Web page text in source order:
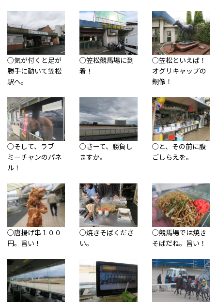
○気が付くと足が
勝手に動いて笠松
駅へ。
○笠松競馬場に到
着！
○笠松といえば！
オグリキャップの
銅像！
○そして、ラブ
ミーチャンのパネ
ル！
○さーて、勝負し
ますか。
○と、その前に腹
ごしらえを。
○唐揚げ串１００
円。旨い！
○焼きそばくださ
い。
○競馬場では焼き
そばだね。旨い！